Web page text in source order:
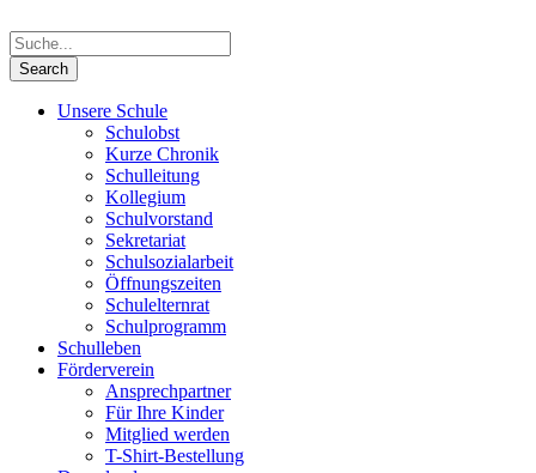
Unsere Schule
Schulobst
Kurze Chronik
Schulleitung
Kollegium
Schulvorstand
Sekretariat
Schulsozialarbeit
Öffnungszeiten
Schulelternrat
Schulprogramm
Schulleben
Förderverein
Ansprechpartner
Für Ihre Kinder
Mitglied werden
T-Shirt-Bestellung